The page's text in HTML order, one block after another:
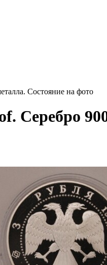
Состояние на фото
Серебро